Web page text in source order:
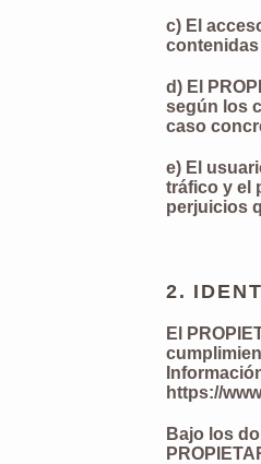
c) El
contenidas
d) El
según los
caso
e) El
tráfico y el
perjuicios
2.
El
https://
Bajo los